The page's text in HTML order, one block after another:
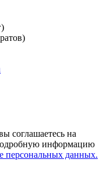
соглашаетесь на
информацию
персональных данных.